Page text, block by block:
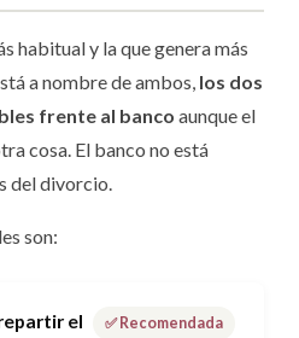
habitual y la que genera más
a nombre de ambos, los dos
frente al banco aunque el
cosa. El banco no está
del divorcio.
son:
el
✅ Recomendada